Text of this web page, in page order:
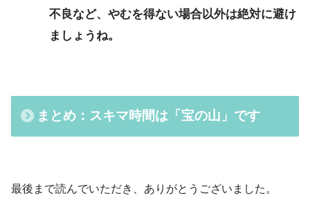
不良など、やむを得ない場合以外は絶対に避け
ましょうね。
まとめ：スキマ時間は「宝の山」です
最後まで読んでいただき、ありがとうございました。